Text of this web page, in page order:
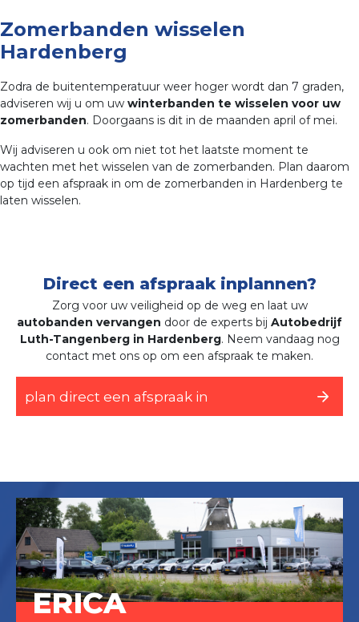
Zomerbanden wisselen
Hardenberg
Zodra de buitentemperatuur weer hoger wordt dan 7 graden,
adviseren wij u om uw winterbanden te wisselen voor uw
zomerbanden. Doorgaans is dit in de maanden april of mei.
Wij adviseren u ook om niet tot het laatste moment te
wachten met het wisselen van de zomerbanden. Plan daarom
op tijd een afspraak in om de zomerbanden in Hardenberg te
laten wisselen.
Direct een afspraak inplannen?
Zorg voor uw veiligheid op de weg en laat uw
autobanden vervangen door de experts bij Autobedrijf
Luth-Tangenberg in Hardenberg. Neem vandaag nog
contact met ons op om een afspraak te maken.
plan direct een afspraak in
ERICA